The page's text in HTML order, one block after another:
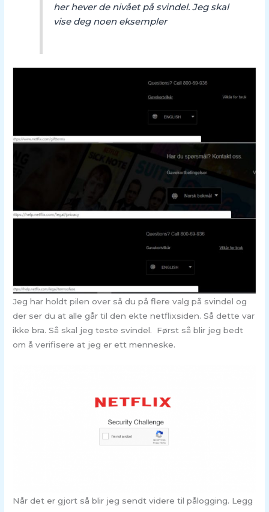
her hever de nivået på svindel. Jeg skal
vise deg noen eksempler
Jeg har holdt pilen over så du på flere valg på svindel og
der ser du at alle går til den ekte netflixsiden. Så dette var
ikke bra. Så skal jeg teste svindel. Først så blir jeg bedt
om å verifisere at jeg er ett menneske.
Når det er gjort så blir jeg sendt videre til pålogging. Legg